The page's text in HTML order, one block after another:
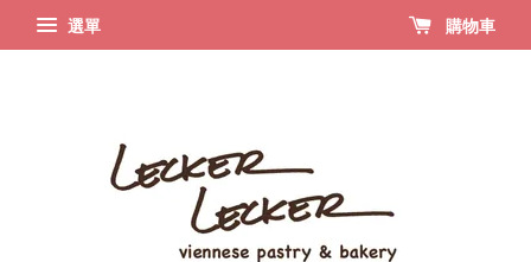
選單 購物車